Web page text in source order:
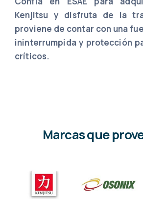
Kenjitsu y disfruta de la
proviene de contar con una
ininterrumpida y protección
críticos.
Marcas que